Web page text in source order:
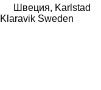
Швеция, Karlstad
Klaravik Sweden